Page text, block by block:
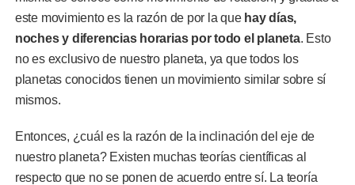
este movimiento es la razón de por la que hay días,
noches y diferencias horarias por todo el planeta. Esto
no es exclusivo de nuestro planeta, ya que todos los
planetas conocidos tienen un movimiento similar sobre sí
mismos.
Entonces, ¿cuál es la razón de la inclinación del eje de
nuestro planeta? Existen muchas teorías científicas al
respecto que no se ponen de acuerdo entre sí. La teoría